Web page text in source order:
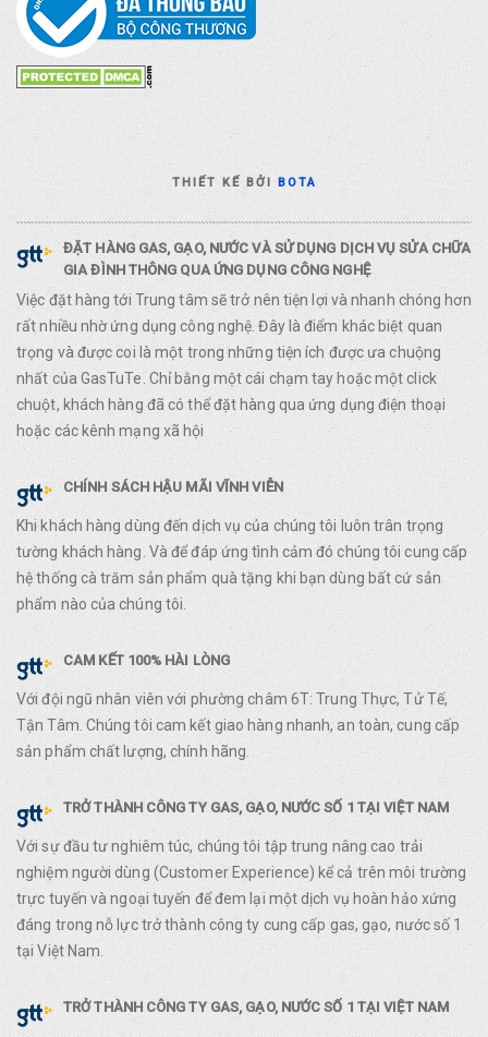
THIẾT KẾ BỞIBOTA
ĐẶT HÀNG GAS, GẠO, NƯỚC VÀ SỬ DỤNG DỊCH VỤ SỬA CHỮA
GIA ĐÌNH THÔNG QUA ỨNG DỤNG CÔNG NGHỆ
Việc đặt hàng tới Trung tâm sẽ trở nên tiện lợi và nhanh chóng hơn
rất nhiều nhờ ứng dụng công nghệ. Đây là điểm khác biệt quan
trọng và được coi là một trong những tiện ích được ưa chuộng
nhất của GasTuTe. Chỉ bằng một cái chạm tay hoặc một click
chuột, khách hàng đã có thể đặt hàng qua ứng dụng điện thoại
hoặc các kênh mạng xã hội
CHÍNH SÁCH HẬU MÃI VĨNH VIỄN
Khi khách hàng dùng đến dịch vụ của chúng tôi luôn trân trọng
tường khách hàng. Và để đáp ứng tình cảm đó chúng tôi cung cấp
hệ thống cà trăm sản phẩm quà tặng khi bạn dùng bất cứ sản
phẩm nào của chúng tôi.
CAM KẾT 100% HÀI LÒNG
Với đội ngũ nhân viên với phường châm 6T: Trung Thực, Tử Tế,
Tận Tâm. Chúng tôi cam kết giao hàng nhanh, an toàn, cung cấp
sản phẩm chất lượng, chính hãng.
TRỞ THÀNH CÔNG TY GAS, GẠO, NƯỚC SỐ 1 TẠI VIỆT NAM
Với sự đầu tư nghiêm túc, chúng tôi tập trung nâng cao trải
nghiệm người dùng (Customer Experience) kể cả trên môi trường
trực tuyến và ngoại tuyến để đem lại một dịch vụ hoàn hảo xứng
đáng trong nỗ lực trở thành công ty cung cấp gas, gạo, nước số 1
tại Việt Nam.
TRỞ THÀNH CÔNG TY GAS, GẠO, NƯỚC SỐ 1 TẠI VIỆT NAM